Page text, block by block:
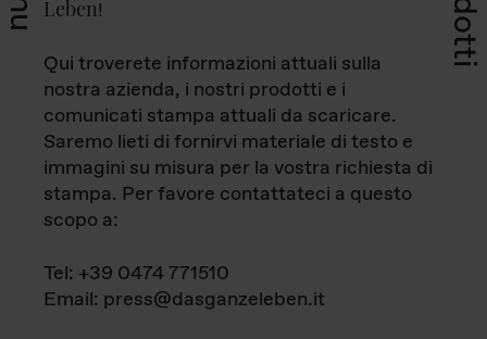
Leben!
Qui troverete informazioni attuali sulla
nostra azienda, i nostri prodotti e i
comunicati stampa attuali da scaricare.
Saremo lieti di fornirvi materiale di testo e
immagini su misura per la vostra richiesta di
stampa. Per favore contattateci a questo
scopo a:
Tel: +39 0474 771510
Email: press@dasganzeleben.it